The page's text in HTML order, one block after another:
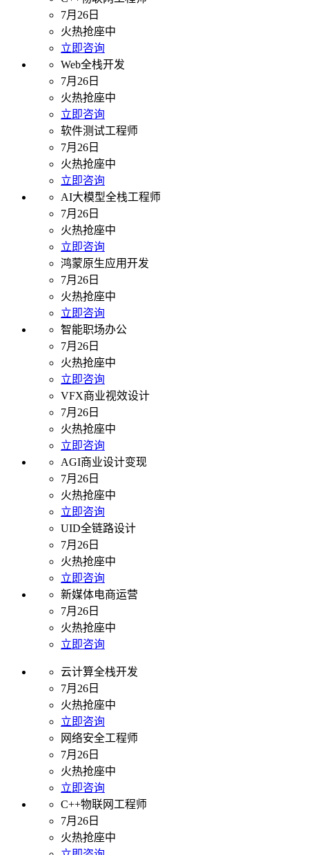
7月26日
火热抢座中
立即咨询
Web全栈开发
7月26日
火热抢座中
立即咨询
软件测试工程师
7月26日
火热抢座中
立即咨询
AI大模型全栈工程师
7月26日
火热抢座中
立即咨询
鸿蒙原生应用开发
7月26日
火热抢座中
立即咨询
智能职场办公
7月26日
火热抢座中
立即咨询
VFX商业视效设计
7月26日
火热抢座中
立即咨询
AGI商业设计变现
7月26日
火热抢座中
立即咨询
UID全链路设计
7月26日
火热抢座中
立即咨询
新媒体电商运营
7月26日
火热抢座中
立即咨询
云计算全栈开发
7月26日
火热抢座中
立即咨询
网络安全工程师
7月26日
火热抢座中
立即咨询
C++物联网工程师
7月26日
火热抢座中